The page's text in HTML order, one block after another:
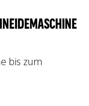
bis zum